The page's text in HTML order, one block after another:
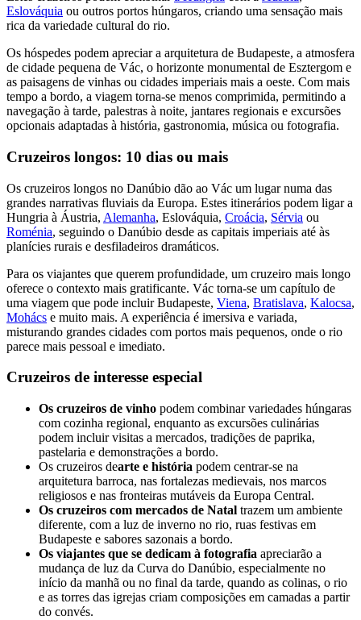
Eslováquia ou outros portos húngaros, criando uma sensação mais
rica da variedade cultural do rio.
Os hóspedes podem apreciar a arquitetura de Budapeste, a atmosfera
de cidade pequena de Vác, o horizonte monumental de Esztergom e
as paisagens de vinhas ou cidades imperiais mais a oeste. Com mais
tempo a bordo, a viagem torna-se menos comprimida, permitindo a
navegação à tarde, palestras à noite, jantares regionais e excursões
opcionais adaptadas à história, gastronomia, música ou fotografia.
Cruzeiros longos: 10 dias ou mais
Os cruzeiros longos no Danúbio dão ao Vác um lugar numa das
grandes narrativas fluviais da Europa. Estes itinerários podem ligar a
Hungria à Áustria, Alemanha, Eslováquia, Croácia, Sérvia ou
Roménia, seguindo o Danúbio desde as capitais imperiais até às
planícies rurais e desfiladeiros dramáticos.
Para os viajantes que querem profundidade, um cruzeiro mais longo
oferece o contexto mais gratificante. Vác torna-se um capítulo de
uma viagem que pode incluir Budapeste, Viena, Bratislava, Kalocsa,
Mohács e muito mais. A experiência é imersiva e variada,
misturando grandes cidades com portos mais pequenos, onde o rio
parece mais pessoal e imediato.
Cruzeiros de interesse especial
Os cruzeiros de vinho podem combinar variedades húngaras
com cozinha regional, enquanto as excursões culinárias
podem incluir visitas a mercados, tradições de paprika,
pastelaria e demonstrações a bordo.
Os cruzeiros dearte e história podem centrar-se na
arquitetura barroca, nas fortalezas medievais, nos marcos
religiosos e nas fronteiras mutáveis da Europa Central.
Os cruzeiros com mercados de Natal trazem um ambiente
diferente, com a luz de inverno no rio, ruas festivas em
Budapeste e sabores sazonais a bordo.
Os viajantes que se dedicam à fotografia apreciarão a
mudança de luz da Curva do Danúbio, especialmente no
início da manhã ou no final da tarde, quando as colinas, o rio
e as torres das igrejas criam composições em camadas a partir
do convés.